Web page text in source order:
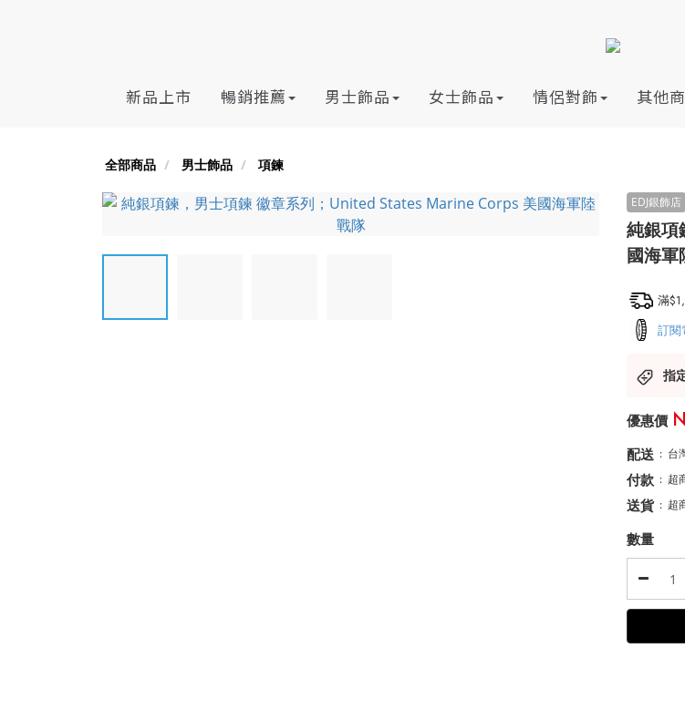
新品上市 暢銷推薦 男士飾品 女士飾品 情侶對飾 其他
全部商品 男士飾品 項鍊
純銀
國海軍
滿
訂閱
指
配送 : 台
付款 : 超
送貨 : 超
數量